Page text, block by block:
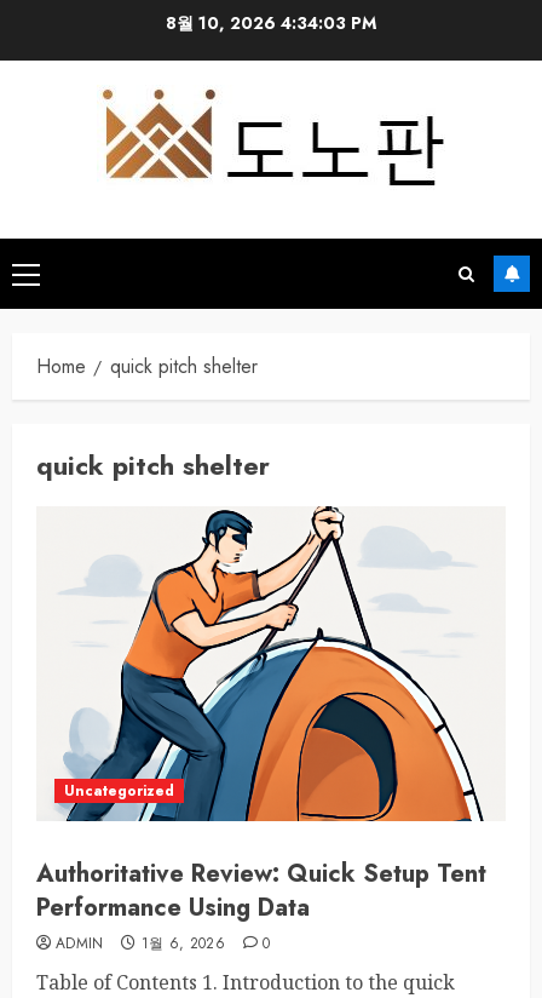
8월 10, 2026 4:34:03 PM
Primary
Menu
Home quick pitch shelter
quick pitch shelter
Uncategorized
Authoritative Review: Quick Setup Tent
Performance Using Data
ADMIN 1월 6, 2026 0
Table of Contents 1. Introduction to the quick